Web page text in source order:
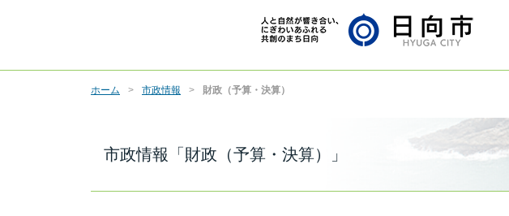
ホーム 市政情報 財政（予算・決算）
市政情報「財政（予算・決算）」